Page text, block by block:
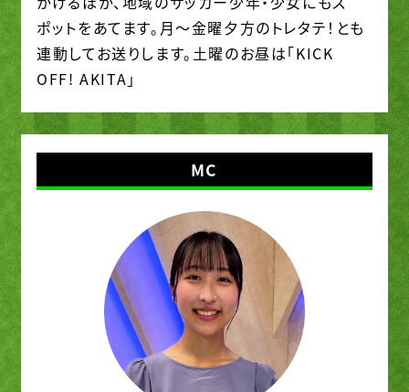
ポットをあてます。月～金曜夕方のトレタテ！とも
連動してお送りします。土曜のお昼は「KICK
OFF! AKITA」
MC